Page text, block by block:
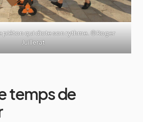
piéton qui dicte son rythme. ©Roger
Juillerat
temps de